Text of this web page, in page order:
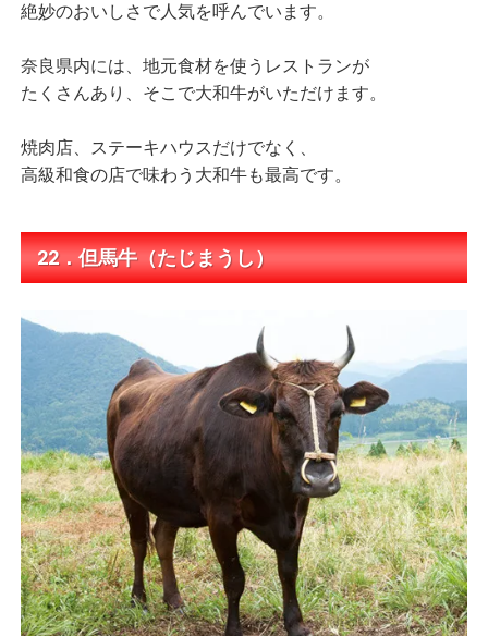
絶妙のおいしさで人気を呼んでいます。
奈良県内には、地元食材を使うレストランが
たくさんあり、そこで大和牛がいただけます。
焼肉店、ステーキハウスだけでなく、
高級和食の店で味わう大和牛も最高です。
22．但馬牛（たじまうし）